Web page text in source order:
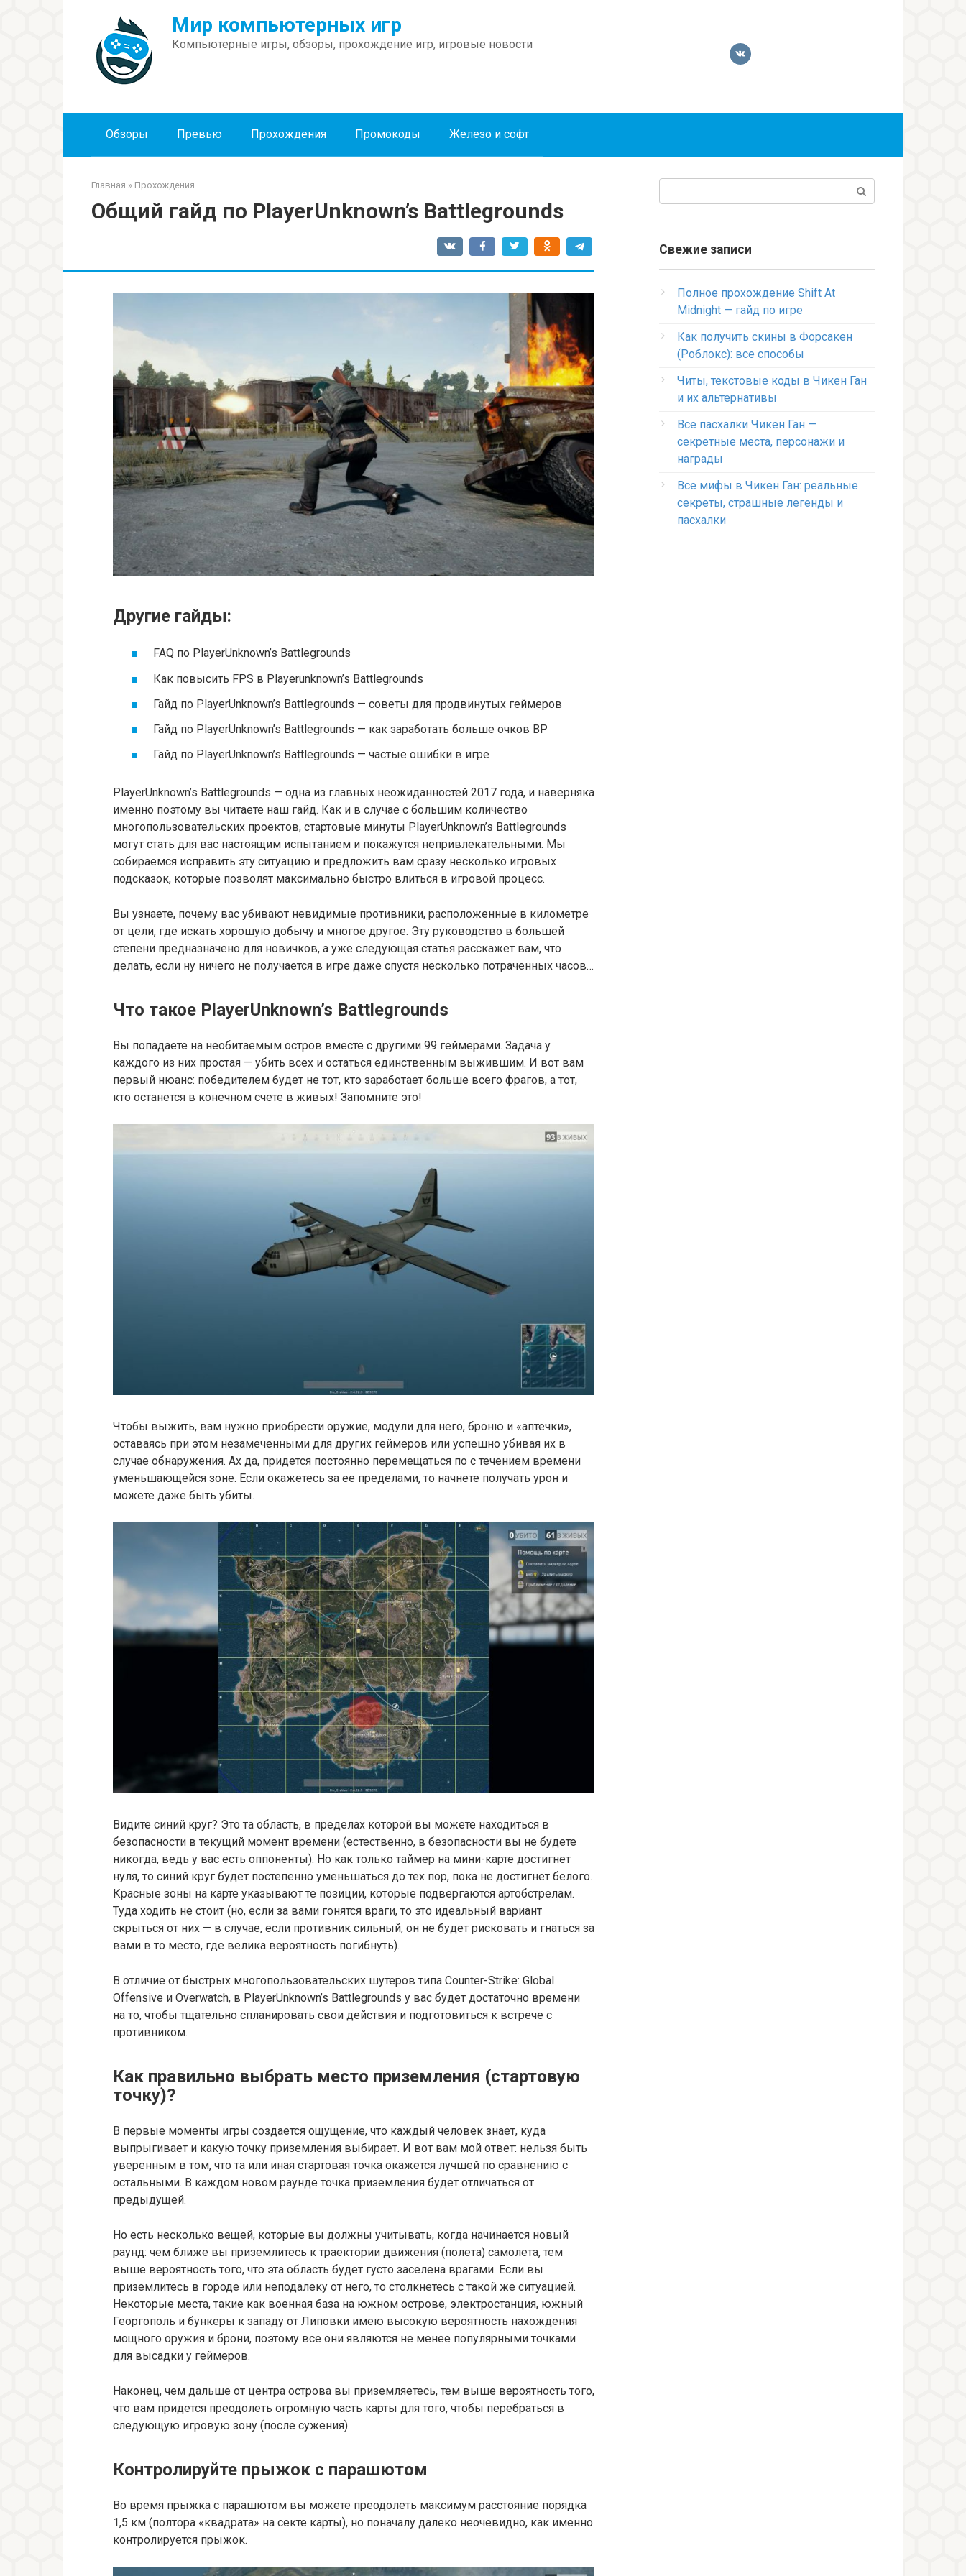
Мир компьютерных игр
Компьютерные игры, обзоры, прохождение игр, игровые новости
Обзоры Превью Прохождения Промокоды Железо и софт
Главная » Прохождения
Общий гайд по PlayerUnknown’s Battlegrounds
Другие гайды:
FAQ по PlayerUnknown’s Battlegrounds
Как повысить FPS в Playerunknown’s Battlegrounds
Гайд по PlayerUnknown’s Battlegrounds — советы для продвинутых геймеров
Гайд по PlayerUnknown’s Battlegrounds — как заработать больше очков BP
Гайд по PlayerUnknown’s Battlegrounds — частые ошибки в игре
PlayerUnknown’s Battlegrounds — одна из главных неожиданностей 2017 года, и наверняка
именно поэтому вы читаете наш гайд. Как и в случае с большим количество
многопользовательских проектов, стартовые минуты PlayerUnknown’s Battlegrounds
могут стать для вас настоящим испытанием и покажутся непривлекательными. Мы
собираемся исправить эту ситуацию и предложить вам сразу несколько игровых
подсказок, которые позволят максимально быстро влиться в игровой процесс.
Вы узнаете, почему вас убивают невидимые противники, расположенные в километре
от цели, где искать хорошую добычу и многое другое. Эту руководство в большей
степени предназначено для новичков, а уже следующая статья расскажет вам, что
делать, если ну ничего не получается в игре даже спустя несколько потраченных часов…
Что такое PlayerUnknown’s Battlegrounds
Вы попадаете на необитаемым остров вместе с другими 99 геймерами. Задача у
каждого из них простая — убить всех и остаться единственным выжившим. И вот вам
первый нюанс: победителем будет не тот, кто заработает больше всего фрагов, а тот,
кто останется в конечном счете в живых! Запомните это!
Чтобы выжить, вам нужно приобрести оружие, модули для него, броню и «аптечки»,
оставаясь при этом незамеченными для других геймеров или успешно убивая их в
случае обнаружения. Ах да, придется постоянно перемещаться по с течением времени
уменьшающейся зоне. Если окажетесь за ее пределами, то начнете получать урон и
можете даже быть убиты.
Видите синий круг? Это та область, в пределах которой вы можете находиться в
безопасности в текущий момент времени (естественно, в безопасности вы не будете
никогда, ведь у вас есть оппоненты). Но как только таймер на мини-карте достигнет
нуля, то синий круг будет постепенно уменьшаться до тех пор, пока не достигнет белого.
Красные зоны на карте указывают те позиции, которые подвергаются артобстрелам.
Туда ходить не стоит (но, если за вами гонятся враги, то это идеальный вариант
скрыться от них — в случае, если противник сильный, он не будет рисковать и гнаться за
вами в то место, где велика вероятность погибнуть).
В отличие от быстрых многопользовательских шутеров типа Counter-Strike: Global
Offensive и Overwatch, в PlayerUnknown’s Battlegrounds у вас будет достаточно времени
на то, чтобы тщательно спланировать свои действия и подготовиться к встрече с
противником.
Как правильно выбрать место приземления (стартовую
точку)?
В первые моменты игры создается ощущение, что каждый человек знает, куда
выпрыгивает и какую точку приземления выбирает. И вот вам мой ответ: нельзя быть
уверенным в том, что та или иная стартовая точка окажется лучшей по сравнению с
остальными. В каждом новом раунде точка приземления будет отличаться от
предыдущей.
Но есть несколько вещей, которые вы должны учитывать, когда начинается новый
раунд: чем ближе вы приземлитесь к траектории движения (полета) самолета, тем
выше вероятность того, что эта область будет густо заселена врагами. Если вы
приземлитесь в городе или неподалеку от него, то столкнетесь с такой же ситуацией.
Некоторые места, такие как военная база на южном острове, электростанция, южный
Георгополь и бункеры к западу от Липовки имею высокую вероятность нахождения
мощного оружия и брони, поэтому все они являются не менее популярными точками
для высадки у геймеров.
Наконец, чем дальше от центра острова вы приземляетесь, тем выше вероятность того,
что вам придется преодолеть огромную часть карты для того, чтобы перебраться в
следующую игровую зону (после сужения).
Контролируйте прыжок с парашютом
Во время прыжка с парашютом вы можете преодолеть максимум расстояние порядка
1,5 км (полтора «квадрата» на секте карты), но поначалу далеко неочевидно, как именно
контролируется прыжок.
Свежие записи
Полное прохождение Shift At
Midnight — гайд по игре
Как получить скины в Форсакен
(Роблокс): все способы
Читы, текстовые коды в Чикен Ган
и их альтернативы
Все пасхалки Чикен Ган —
секретные места, персонажи и
награды
Все мифы в Чикен Ган: реальные
секреты, страшные легенды и
пасхалки